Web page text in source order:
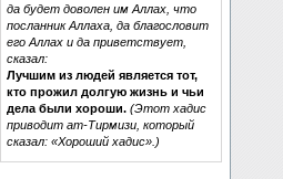
да будет доволен им Аллах, что
посланник Аллаха, да благословит
его Аллах и да приветствует,
сказал:
Лучшим из людей является тот,
кто прожил долгую жизнь и чьи
дела были хороши. (Этот хадис
приводит ат-Тирмизи, который
сказал: «Хороший хадис».)